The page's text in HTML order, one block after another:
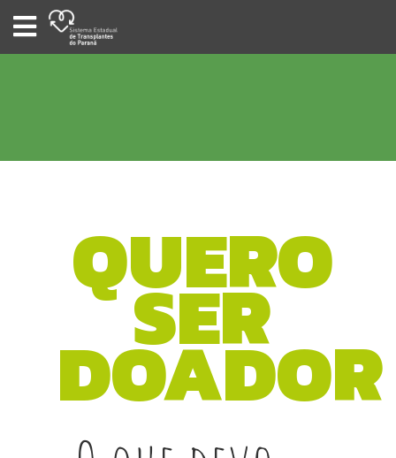
SISTEMA
ESTADUAL
TRANSPLANTES
QUERO
SER
DOADOR